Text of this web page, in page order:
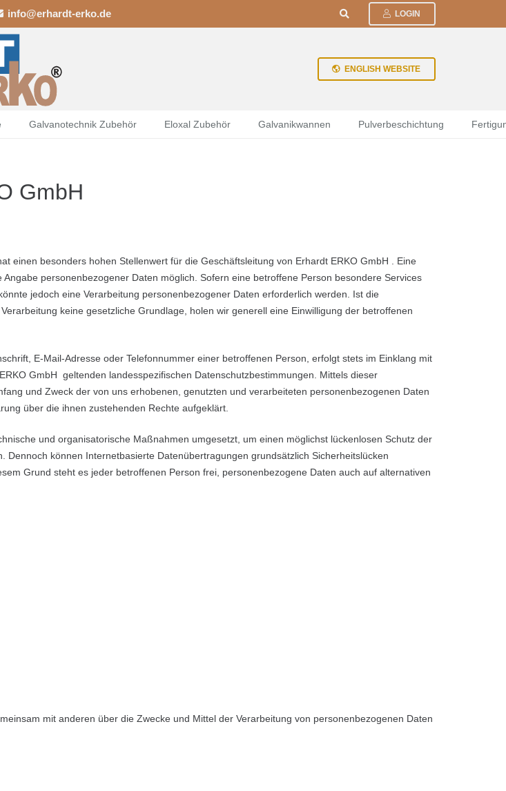
info@erhardt-erko.de LOGIN
ENGLISH WEBSITE
Galvanotechnik Zubehör Eloxal Zubehör Galvanikwannen Pulverbeschichtung
GmbH
einen besonders hohen Stellenwert für die Geschäftsleitung von Erhardt ERKO GmbH . Eine
personenbezogener Daten möglich. Sofern eine betroffene Person besondere Services
jedoch eine Verarbeitung personenbezogener Daten erforderlich werden. Ist die
keine gesetzliche Grundlage, holen wir generell eine Einwilligung der betroffenen
E-Mail-Adresse oder Telefonnummer einer betroffenen Person, erfolgt stets im Einklang mit
GmbH geltenden landesspezifischen Datenschutzbestimmungen. Mittels dieser
und Zweck der von uns erhobenen, genutzten und verarbeiteten personenbezogenen Daten
über die ihnen zustehenden Rechte aufgeklärt.
und organisatorische Maßnahmen umgesetzt, um einen möglichst lückenlosen Schutz der
können Internetbasierte Datenübertragungen grundsätzlich Sicherheitslücken
Grund steht es jeder betroffenen Person frei, personenbezogene Daten auch auf alternativen
mit anderen über die Zwecke und Mittel der Verarbeitung von personenbezogenen Daten